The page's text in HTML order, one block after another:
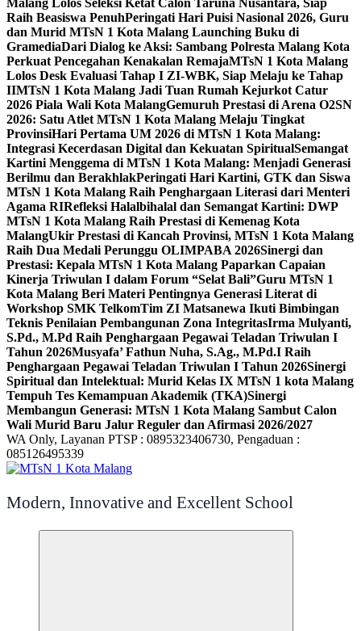
Malang Lolos Seleksi Ketat Calon Taruna Nusantara, Siap
Raih Beasiswa PenuhPeringati Hari Puisi Nasional 2026, Guru
dan Murid MTsN 1 Kota Malang Launching Buku di
GramediaDari Dialog ke Aksi: Sambang Polresta Malang Kota
Perkuat Pencegahan Kenakalan RemajaMTsN 1 Kota Malang
Lolos Desk Evaluasi Tahap I ZI-WBK, Siap Melaju ke Tahap
IIMTsN 1 Kota Malang Jadi Tuan Rumah Kejurkot Catur
2026 Piala Wali Kota MalangGemuruh Prestasi di Arena O2SN
2026: Satu Atlet MTsN 1 Kota Malang Melaju Tingkat
ProvinsiHari Pertama UM 2026 di MTsN 1 Kota Malang:
Integrasi Kecerdasan Digital dan Kekuatan SpiritualSemangat
Kartini Menggema di MTsN 1 Kota Malang: Menjadi Generasi
Berilmu dan BerakhlakPeringati Hari Kartini, GTK dan Siswa
MTsN 1 Kota Malang Raih Penghargaan Literasi dari Menteri
Agama RIRefleksi Halalbihalal dan Semangat Kartini: DWP
MTsN 1 Kota Malang Raih Prestasi di Kemenag Kota
MalangUkir Prestasi di Kancah Provinsi, MTsN 1 Kota Malang
Raih Dua Medali Perunggu OLIMPABA 2026Sinergi dan
Prestasi: Kepala MTsN 1 Kota Malang Paparkan Capaian
Kinerja Triwulan I dalam Forum “Selat Bali”Guru MTsN 1
Kota Malang Beri Materi Pentingnya Generasi Literat di
Workshop SMK TelkomTim ZI Matsanewa Ikuti Bimbingan
Teknis Penilaian Pembangunan Zona IntegritasIrma Mulyanti,
S.Pd., M.Pd Raih Penghargaan Pegawai Teladan Triwulan I
Tahun 2026Musyafa’ Fathun Nuha, S.Ag., M.Pd.I Raih
Penghargaan Pegawai Teladan Triwulan I Tahun 2026Sinergi
Spiritual dan Intelektual: Murid Kelas IX MTsN 1 kota Malang
Tempuh Tes Kemampuan Akademik (TKA)Sinergi
Membangun Generasi: MTsN 1 Kota Malang Sambut Calon
Wali Murid Baru Jalur Reguler dan Afirmasi 2026/2027
WA Only, Layanan PTSP : 0895323406730, Pengaduan :
085126495339
Modern, Innovative and Excellent School